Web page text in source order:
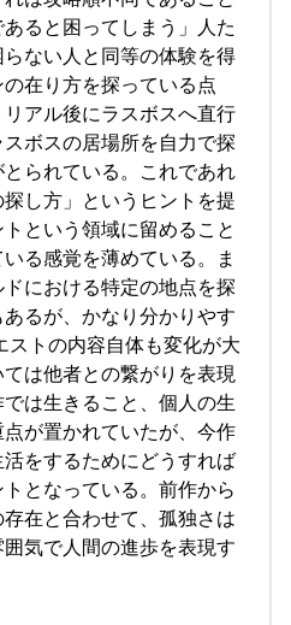
ると困ってしまう」人た
ない人と同等の体験を得
在り方を探っている点
アル後にラスボスへ直行
ボスの居場所を自力で探
られている。これであれ
し方」というヒントを提
という領域に留めること
る感覚を薄めている。ま
における特定の地点を探
るが、かなり分かりやす
ストの内容自体も変化が大
は他者との繋がりを表現
は生きること、個人の生
が置かれていたが、今作
をするためにどうすれば
となっている。前作から
在と合わせて、孤独さは
気で人間の進歩を表現す